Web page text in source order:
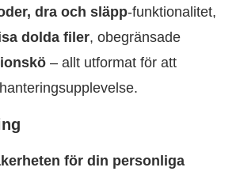
dra och släpp-funktionalitet,
dolda filer, obegränsade
– allt utformat för att
för din personliga